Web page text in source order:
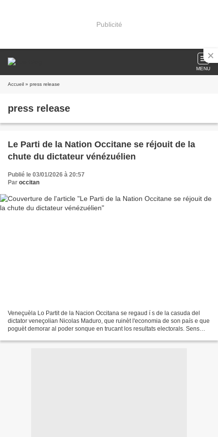
Publicité
MENU
Accueil » press release
press release
Le Parti de la Nation Occitane se réjouit de la
chute du dictateur vénézuélien
Publié le 03/01/2026 à 20:57
Par occitan
Veneçuèla Lo Partit de la Nacion Occitana se regaud í s de la casuda del
dictator veneçolian Nicolas Maduro, que ruinèt l'economia de son país e que
poguèt demorar al poder sonque en trucant los resultats electorals. Sens